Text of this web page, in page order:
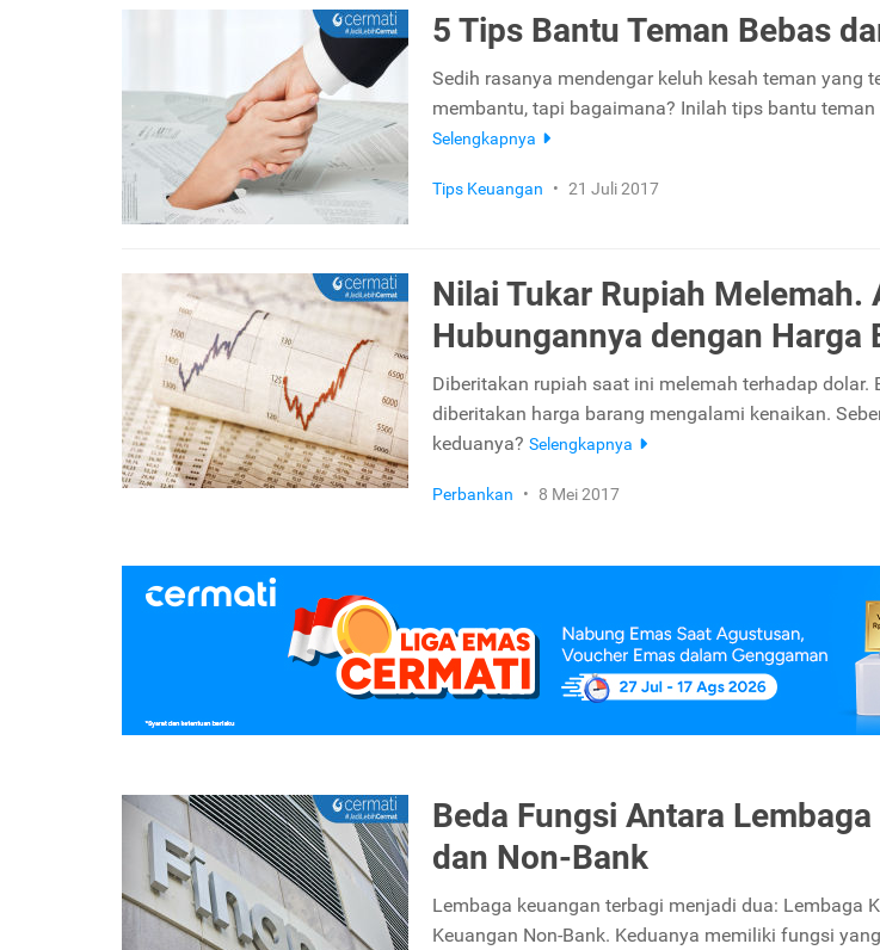
5 Tips Bantu Teman Bebas
Sedih rasanya mendengar keluh kesah teman yang
membantu, tapi bagaimana? Inilah tips bantu
Selengkapnya
Tips Keuangan • 21 Juli 2017
Nilai Tukar Rupiah Melemah.
Hubungannya dengan Harga
Diberitakan rupiah saat ini melemah terhadap dolar.
diberitakan harga barang mengalami kenaikan.
keduanya? Selengkapnya
Perbankan • 8 Mei 2017
Beda Fungsi Antara
dan Non-Bank
Lembaga keuangan terbagi menjadi dua: Lembaga
Keuangan Non-Bank. Keduanya memiliki fungsi